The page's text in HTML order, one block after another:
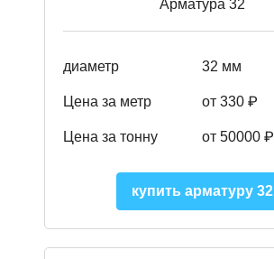
Арматура 32
диаметр 32 мм
Цена за метр от 330 ₽
Цена за тонну от 50000 ₽
купить арматуру 32